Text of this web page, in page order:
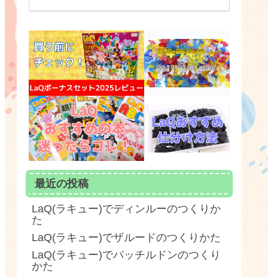
最近の投稿
LaQ(ラキュー)でディンルーのつくりか
た
LaQ(ラキュー)でザルードのつくりかた
LaQ(ラキュー)でパッチルドンのつくり
かた